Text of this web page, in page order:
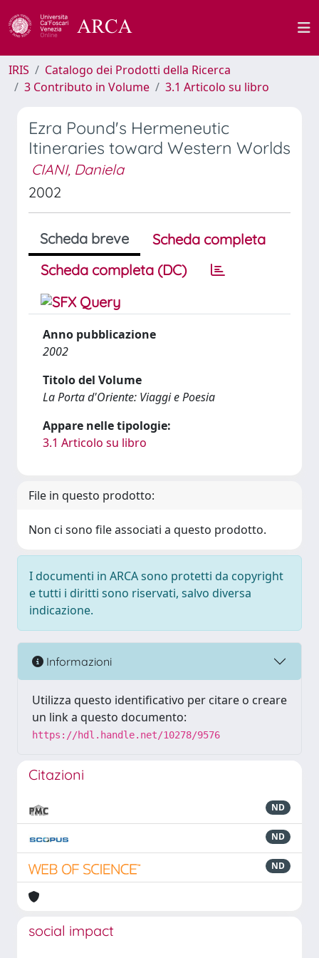
IRIS
Catalogo dei Prodotti della Ricerca
3 Contributo in Volume
3.1 Articolo su libro
Ezra Pound's Hermeneutic
Itineraries toward Western Worlds
CIANI, Daniela
2002
Scheda breve
Scheda completa
Scheda completa (DC)
Anno pubblicazione
2002
Titolo del Volume
La Porta d'Oriente: Viaggi e Poesia
Appare nelle tipologie:
3.1 Articolo su libro
File in questo prodotto:
Non ci sono file associati a questo prodotto.
I documenti in ARCA sono protetti da copyright
e tutti i diritti sono riservati, salvo diversa
indicazione.
Informazioni
Utilizza questo identificativo per citare o creare
un link a questo documento:
https://hdl.handle.net/10278/9576
Citazioni
ND
ND
ND
social impact